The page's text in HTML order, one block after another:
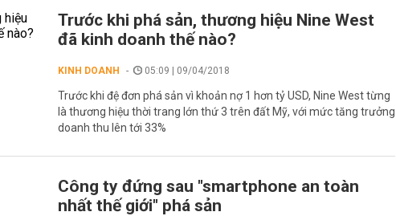
Trước khi phá sản, thương hiệu Nine West
đã kinh doanh thế nào?
KINH DOANH 05:09 | 09/04/2018
Trước khi đệ đơn phá sản vì khoản nợ 1 hơn tỷ USD, Nine West từng
là thương hiệu thời trang lớn thứ 3 trên đất Mỹ, với mức tăng trưởng
doanh thu lên tới 33%
Công ty đứng sau "smartphone an toàn
nhất thế giới" phá sản